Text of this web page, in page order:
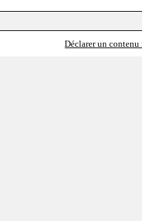
Déclarer un